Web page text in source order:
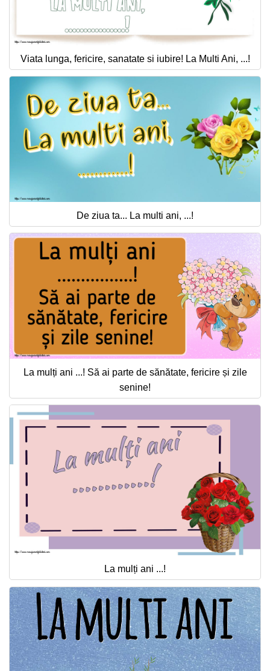
Viata lunga, fericire, sanatate si iubire! La Multi Ani, ...!
De ziua ta... La multi ani, ...!
La mulți ani ...! Să ai parte de sănătate, fericire și zile
senine!
La mulți ani ...!